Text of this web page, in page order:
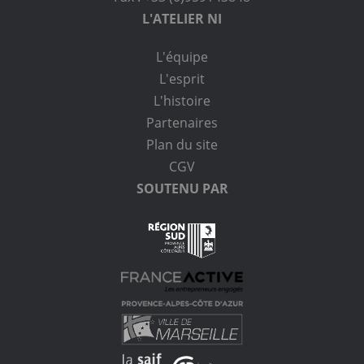
L'ATELIER NI
L'équipe
L'esprit
L'histoire
Partenaires
Plan du site
CGV
SOUTENU PAR